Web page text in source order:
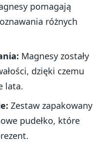
pomagają
różnych
Magnesy zostały
dzięki czemu
lata.
Zestaw zapakowany
pudełko, które